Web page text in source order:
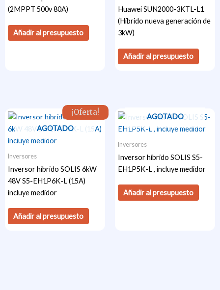
(2MPPT 500v 80A)
Añadir al presupuesto
Huawei SUN2000-3KTL-L1
(Híbrido nueva generación de
3kW)
Añadir al presupuesto
¡Oferta!
AGOTADO
Inversores
Inversor híbrido SOLIS 6kW
48V S5-EH1P6K-L (15A)
incluye medidor
Añadir al presupuesto
AGOTADO
Inversores
Inversor híbrido SOLIS S5-
EH1P5K-L , incluye medidor
Añadir al presupuesto